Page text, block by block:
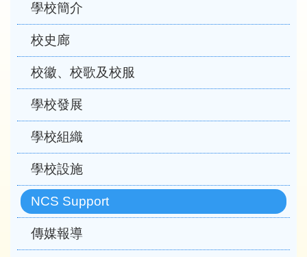
學校簡介
校史廊
校徽、校歌及校服
學校發展
學校組織
學校設施
NCS Support
傳媒報導